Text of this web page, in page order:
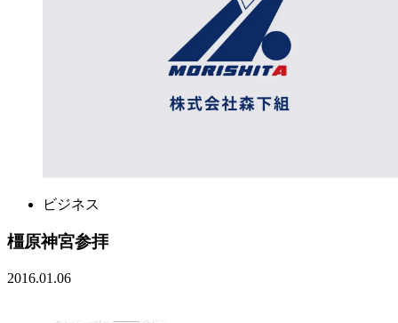
ビジネス
橿原神宮参拝
2016.01.06